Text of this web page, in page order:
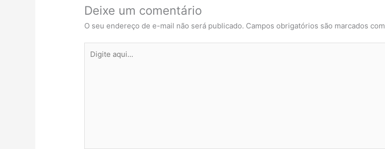
Deixe um comentário
O seu endereço de e-mail não será publicado. Campos obrigatórios são marcados com
aqui...